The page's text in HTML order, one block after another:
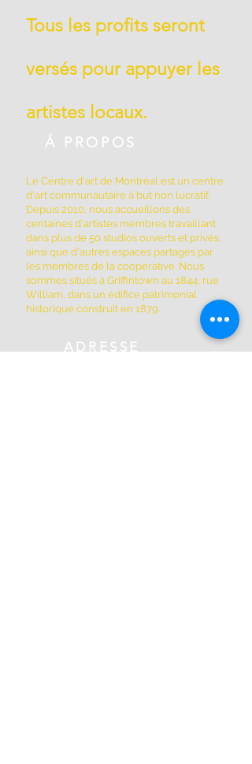
Tous les profits seront
versés pour appuyer les
artistes locaux.
Á PROPOS
Le Centre d'art de Montréal est un centre
d'art communautaire à but non lucratif.
Depuis 2010, nous accueillons des
centaines d'artistes membres travaillant
dans plus de 50 studios ouverts et privés,
ainsi que d'autres espaces partagés par
les membres de la coopérative. Nous
sommes situés à Griffintown au 1844, rue
William, dans un édifice patrimonial
historique construit en 1879.
ADRESSE